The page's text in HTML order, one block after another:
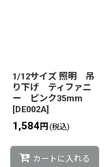
1/12サイズ 照明 吊
り下げ ティファニ
ー ピンク35mm
[DE002A]
1,584円 (税込)
カートに入れる